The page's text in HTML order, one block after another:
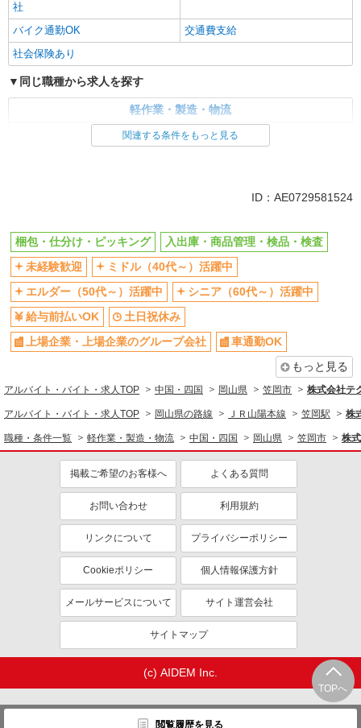
社
バイク通勤OK
交通費支給
社会保険あり
同じ職種から求人を探す
軽作業・製造・物流
梱包・仕分け・ピッキング
入出庫・商品管理・検品・検査
車通勤OK
交通費支給
社会保険あり
関連する条件をもっと見る
ID：AE0729581524
TOPへ
閲覧履歴を見る
梱包・仕分け・ピッキング
入出庫・商品管理・検品・検査
未経験歓迎
ミドル（40代～）活躍中
エルダー（50代～）活躍中
シニア（60代～）活躍中
給与前払いOK
土日祝休み
上場企業・上場企業のグループ会社
車通勤OK
もっと見る
アルバイト・バイト・求人TOP 中国・四国 岡山県 笠岡市 株式会社テ
アルバイト・バイト・求人TOP 岡山県の路線 ＪＲ山陽本線 笠岡駅 株
職種・条件一覧 軽作業・製造・物流 中国・四国 岡山県 笠岡市 株
掲載ご希望のお客様へ よくある質問
お問い合わせ 利用規約
リンクについて プライバシーポリシー
Cookieポリシー 個人情報保護方針
メールサービスについて サイト運営会社
サイトマップ
(c) AIDEM Inc.